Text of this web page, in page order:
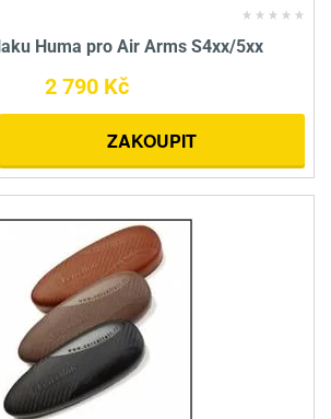
Huma pro Air Arms S4xx/5xx
2 790 Kč
ZAKOUPIT